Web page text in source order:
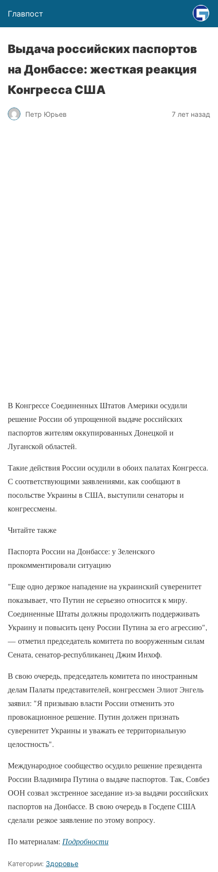
Главпост
Выдача российских паспортов
на Донбассе: жесткая реакция
Конгресса США
Петр Юрьев 7 лет назад
В Конгрессе Соединенных Штатов Америки осудили
решение России об упрощенной выдаче российских
паспортов жителям оккупированных Донецкой и
Луганской областей.
Такие действия России осудили в обоих палатах Конгресса.
С соответствующими заявлениями, как сообщают в
посольстве Украины в США, выступили сенаторы и
конгрессмены.
Читайте также
Паспорта России на Донбассе: у Зеленского
прокомментировали ситуацию
"Еще одно дерзкое нападение на украинский суверенитет
показывает, что Путин не серьезно относится к миру.
Соединенные Штаты должны продолжить поддерживать
Украину и повысить цену России Путина за его агрессию",
— отметил председатель комитета по вооруженным силам
Сената, сенатор-республиканец Джим Инхоф.
В свою очередь, председатель комитета по иностранным
делам Палаты представителей, конгрессмен Элиот Энгель
заявил: "Я призываю власти России отменить это
провокационное решение. Путин должен признать
суверенитет Украины и уважать ее территориальную
целостность".
Международное сообщество осудило решение президента
России Владимира Путина о выдаче паспортов. Так, Совбез
ООН созвал экстренное заседание из-за выдачи российских
паспортов на Донбассе. В свою очередь в Госдепе США
сделали резкое заявление по этому вопросу.
По материалам: Подробности
Категории: Здоровье